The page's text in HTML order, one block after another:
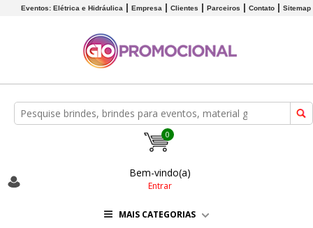
Eventos: Elétrica e Hidráulica Empresa Clientes Parceiros Contato Sitemap
0
Bem-vindo(a)
Entrar
MAIS CATEGORIAS